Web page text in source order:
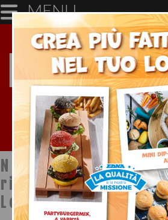
MENU
Notizie dal mondo
ristorazione a
Lombardia SpA